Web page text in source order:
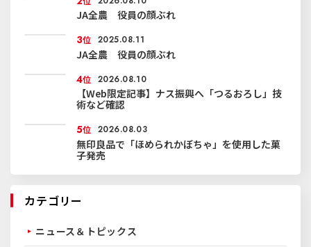
JA全農 役員の顔ぶれ
3位 2025.08.11
JA全農 役員の顔ぶれ
4位 2026.08.10
【Web限定記事】ナス振興へ「つるおろし」技
術など確認
5位 2026.08.03
無印良品で「ほめられかぼちゃ」を使用した菓
子発売
カテゴリー
ニュース＆トピックス